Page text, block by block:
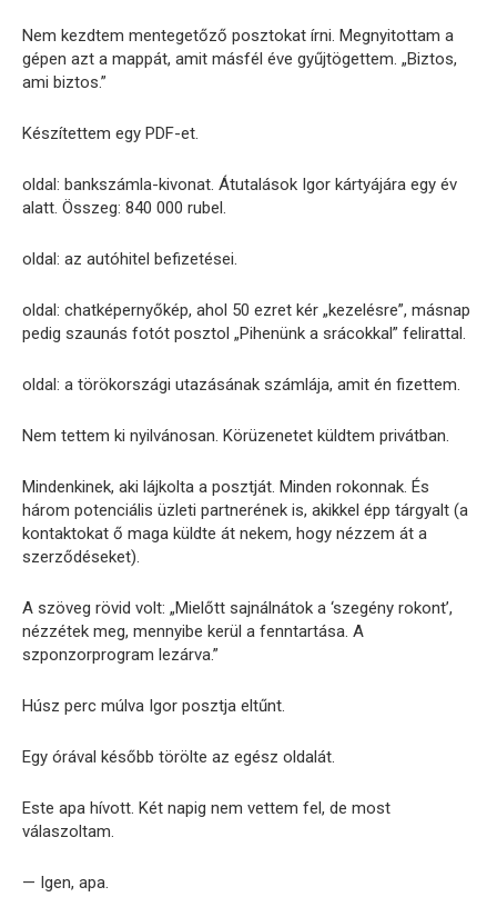
Nem kezdtem mentegetőző posztokat írni. Megnyitottam a
gépen azt a mappát, amit másfél éve gyűjtögettem. „Biztos,
ami biztos.”
Készítettem egy PDF-et.
oldal: bankszámla-kivonat. Átutalások Igor kártyájára egy év
alatt. Összeg: 840 000 rubel.
oldal: az autóhitel befizetései.
oldal: chatképernyőkép, ahol 50 ezret kér „kezelésre”, másnap
pedig szaunás fotót posztol „Pihenünk a srácokkal” felirattal.
oldal: a törökországi utazásának számlája, amit én fizettem.
Nem tettem ki nyilvánosan. Körüzenetet küldtem privátban.
Mindenkinek, aki lájkolta a posztját. Minden rokonnak. És
három potenciális üzleti partnerének is, akikkel épp tárgyalt (a
kontaktokat ő maga küldte át nekem, hogy nézzem át a
szerződéseket).
A szöveg rövid volt: „Mielőtt sajnálnátok a ‘szegény rokont’,
nézzétek meg, mennyibe kerül a fenntartása. A
szponzorprogram lezárva.”
Húsz perc múlva Igor posztja eltűnt.
Egy órával később törölte az egész oldalát.
Este apa hívott. Két napig nem vettem fel, de most
válaszoltam.
— Igen, apa.